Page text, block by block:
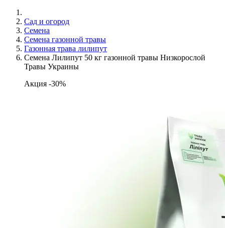
Сад и огород
Семена
Семена газонной травы
Газонная трава лилипут
Семена Лилипут 50 кг газонной травы Низкорослой
Травы Украины
Акция -30%